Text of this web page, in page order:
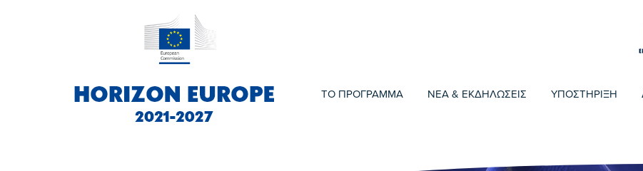
ΤΟ ΠΡΟΓΡΑΜΜΑ ΝΕΑ & ΕΚΔΗΛΩΣΕΙΣ ΥΠΟΣΤΗΡΙΞΗ